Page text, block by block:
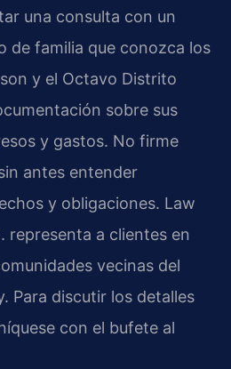
una consulta con un
de familia que conozca los
y el Octavo Distrito
sobre sus
y gastos. No firme
antes entender
y obligaciones. Law
representa a clientes en
vecinas del
Para discutir los detalles
con el bufete al